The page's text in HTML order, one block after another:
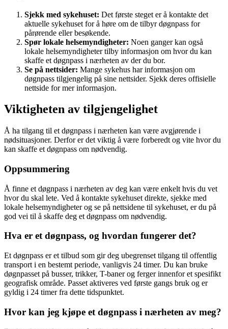
Sjekk med sykehuset: Det første steget er å kontakte det
aktuelle sykehuset for å høre om de tilbyr døgnpass for
pårørende eller besøkende.
Spør lokale helsemyndigheter: Noen ganger kan også
lokale helsemyndigheter tilby informasjon om hvor du kan
skaffe et døgnpass i nærheten av der du bor.
Se på nettsider: Mange sykehus har informasjon om
døgnpass tilgjengelig på sine nettsider. Sjekk deres offisielle
nettside for mer informasjon.
Viktigheten av tilgjengelighet
Å ha tilgang til et døgnpass i nærheten kan være avgjørende i
nødsituasjoner. Derfor er det viktig å være forberedt og vite hvor du
kan skaffe et døgnpass om nødvendig.
Oppsummering
Å finne et døgnpass i nærheten av deg kan være enkelt hvis du vet
hvor du skal lete. Ved å kontakte sykehuset direkte, sjekke med
lokale helsemyndigheter og se på nettsidene til sykehuset, er du på
god vei til å skaffe deg et døgnpass om nødvendig.
Hva er et døgnpass, og hvordan fungerer det?
Et døgnpass er et tilbud som gir deg ubegrenset tilgang til offentlig
transport i en bestemt periode, vanligvis 24 timer. Du kan bruke
døgnpasset på busser, trikker, T-baner og ferger innenfor et spesifikt
geografisk område. Passet aktiveres ved første gangs bruk og er
gyldig i 24 timer fra dette tidspunktet.
Hvor kan jeg kjøpe et døgnpass i nærheten av meg?